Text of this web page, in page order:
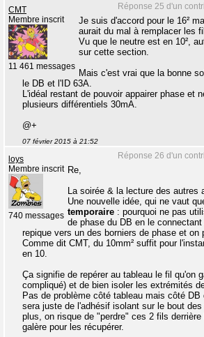
Réponse 25 d'un
CMT
Membre inscrit
11 461 messages
Je suis d'accord pour le 16²
aurait du mal à remplacer les
Vu que le neutre est en 10²,
sur cette section.
Mais c'est vrai que la bonne
le DB et l'ID 63A.
L'idéal restant de pouvoir appairer phase et
plusieurs différentiels 30mA.
@+
07 février 2015 à 21:52
Réponse 26 d'un
loys
Membre inscrit
740 messages
Re,
La soirée & la lecture des autres
Une nouvelle idée, qui ne vaut
temporaire : pourquoi ne pas
de phase du DB en le
repique vers un des borniers de phase et on
Comme dit CMT, du 10mm² suffit pour
en 10.
Ça signifie de repérer au tableau le fil qu'on
compliqué) et de bien isoler les extrémités
Pas de problème côté tableau mais côté
sera juste de l'adhésif isolant sur le bout
plus, on risque de "perdre" ces 2 fils
galère pour les récupérer.